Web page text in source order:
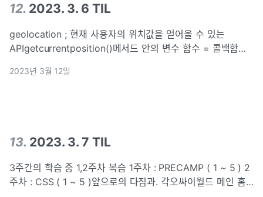
12. 2023. 3. 6 TIL
geolocation ; 현재 사용자의 위치값을 얻어올 수 있는
APIgetcurrentposition()메서드 안의 변수 함수 = 콜백함수
존재할때res.json(); 헤더 바디 다 존재해
2023년 3월 12일
13. 2023. 3. 7 TIL
3주간의 학습 중 1,2주차 복습 1주차 : PRECAMP ( 1 ~ 5 ) 2
주차 : CSS ( 1 ~ 5 )앞으로의 다짐과. 각오싸이월드 메인 홈